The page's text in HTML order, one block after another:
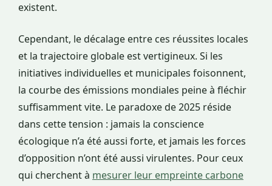
existent.
Cependant, le décalage entre ces réussites locales
et la trajectoire globale est vertigineux. Si les
initiatives individuelles et municipales foisonnent,
la courbe des émissions mondiales peine à fléchir
suffisamment vite. Le paradoxe de 2025 réside
dans cette tension : jamais la conscience
écologique n’a été aussi forte, et jamais les forces
d’opposition n’ont été aussi virulentes. Pour ceux
qui cherchent à mesurer leur empreinte carbone